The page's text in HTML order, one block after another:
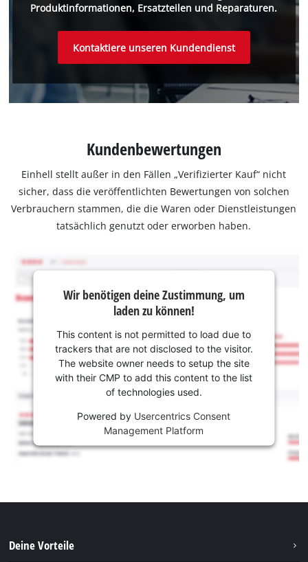
Produktinformationen, Ersatzteilen und Reparaturen.
Kontaktiere unseren Kundendienst
Kundenbewertungen
Einhell stellt außer in den Fällen „Verifizierter Kauf“ nicht
sicher, dass die veröffentlichten Bewertungen von solchen
Verbrauchern stammen, die die Waren oder Dienstleistungen
tatsächlich genutzt oder erworben haben.
Wir benötigen deine Zustimmung, um
laden zu können!
This content is not permitted to load due to
trackers that are not disclosed to the visitor.
The website owner needs to setup the site
with their CMP to add this content to the list
of technologies used.
Powered by Usercentrics Consent
Management Platform
Deine Vorteile